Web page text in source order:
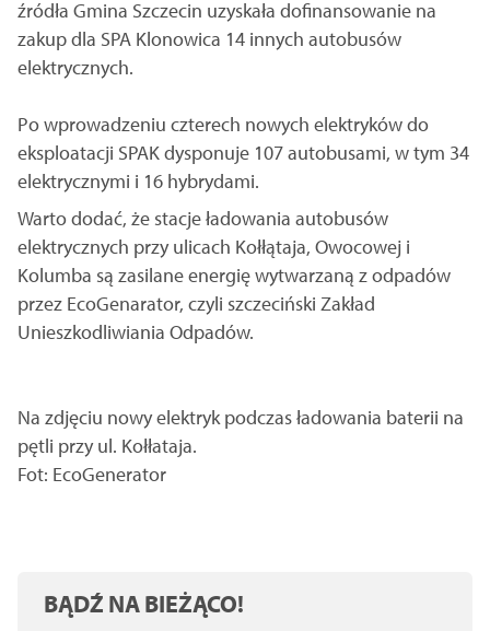
źródła Gmina Szczecin uzyskała dofinansowanie na
zakup dla SPA Klonowica 14 innych autobusów
elektrycznych.
Po wprowadzeniu czterech nowych elektryków do
eksploatacji SPAK dysponuje 107 autobusami, w tym 34
elektrycznymi i 16 hybrydami.
Warto dodać, że stacje ładowania autobusów
elektrycznych przy ulicach Kołłątaja, Owocowej i
Kolumba są zasilane energię wytwarzaną z odpadów
przez EcoGenarator, czyli szczeciński Zakład
Unieszkodliwiania Odpadów.
Na zdjęciu nowy elektryk podczas ładowania baterii na
pętli przy ul. Kołłataja.
Fot: EcoGenerator
BĄDŹ NA BIEŻĄCO!